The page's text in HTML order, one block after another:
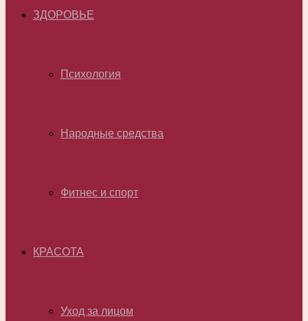
ЗДОРОВЬЕ
Психология
Народные средства
Фитнес и спорт
КРАСОТА
Уход за лицом